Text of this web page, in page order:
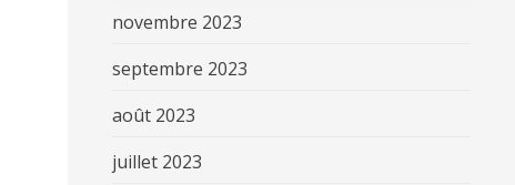
novembre 2023
septembre 2023
août 2023
juillet 2023